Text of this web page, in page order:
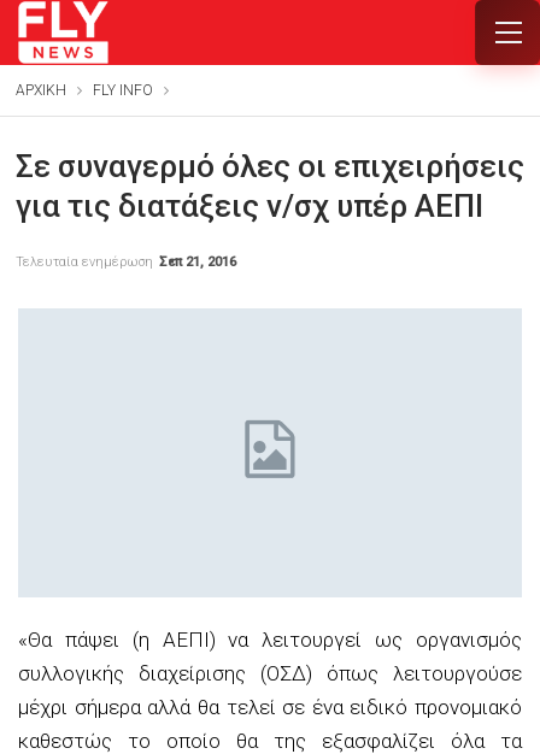
ΑΡΧΙΚΗ FLY INFO
Σε συναγερμό όλες οι επιχειρήσεις
για τις διατάξεις ν/σχ υπέρ ΑΕΠΙ
Τελευταία ενημέρωση Σεπ 21, 2016
«Θα πάψει (η ΑΕΠΙ) να λειτουργεί ως οργανισμός
συλλογικής διαχείρισης (ΟΣΔ) όπως λειτουργούσε
μέχρι σήμερα αλλά θα τελεί σε ένα ειδικό προνομιακό
καθεστώς το οποίο θα της εξασφαλίζει όλα τα